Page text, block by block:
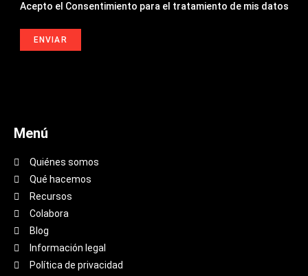
Acepto el Consentimiento para el tratamiento de mis datos
Menú
Quiénes somos
Qué hacemos
Recursos
Colabora
Blog
Información legal
Política de privacidad